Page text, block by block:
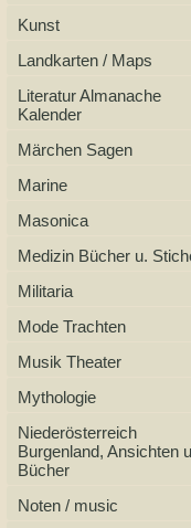
Kunst
Landkarten / Maps
Literatur Almanache
Kalender
Märchen Sagen
Marine
Masonica
Medizin Bücher u.
Militaria
Mode Trachten
Musik Theater
Mythologie
Niederösterreich
Burgenland, Ansichten
Bücher
Noten / music